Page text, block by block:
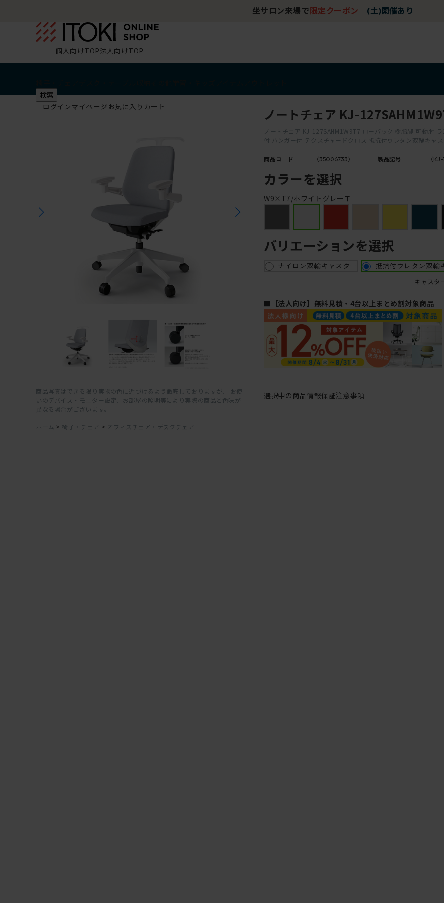
坐サロン来場で 限定クーポン (土)開催あり
個人向けTOP法人向けTOP
検索
ログインマイページ お気に入り カート
商品写真はできる限り実物の色に近づけるよう徹底しておりますが、 お使
いのデバイス・モニター設定、お部屋の照明等により実際の商品と色味が
異なる場合がございます。
ホーム > 椅子・チェア > オフィスチェア・デスクチェア
ノートチェア KJ-
ノートチェア KJ-127SAHM1W9T7 ローバック 樹脂脚 可動肘
付 ハンガー付 テクスチャードクロス 抵抗付ウレタン双輪キャ
商品コード （35006733） 製品記号 （
カラーを選択
W9×T7/ホワイトグレーＴ
バリエーションを選択
ナイロン双輪キャスター 抵抗付ウレタン双輪
キャスタ
■【法人向け】無料見積・4台以上まとめ割対象商品
選択中の商品情報保証注意事項